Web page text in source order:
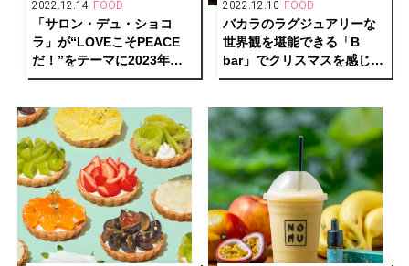
2022.12.14 FOOD
「サロン・デュ・ショコ
ラ」が“LOVEこそPEACE
だ！”をテーマに2023年も
開催決定！
2022.12.10 FOOD
バカラのラグジュアリーな
世界観を堪能できる「B
bar」でクリスマスを感じる
オリジナルカクテル提供中